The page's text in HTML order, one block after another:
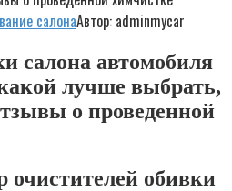
салонаАвтор: adminmycar
салона автомобиля
лучше выбрать,
о проведенной
очистителей обивки